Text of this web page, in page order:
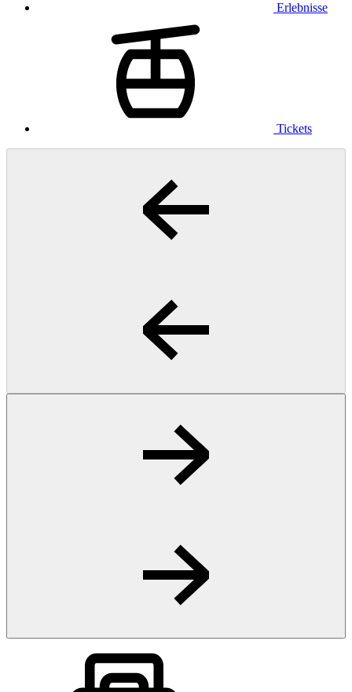
Erlebnisse
Tickets